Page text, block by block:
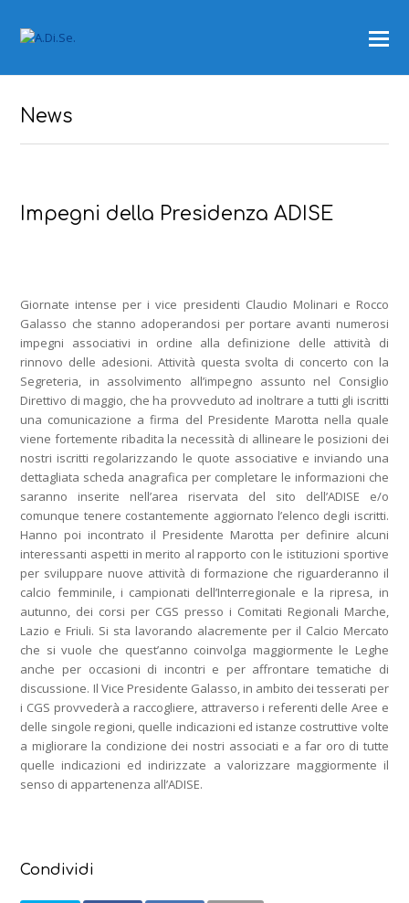
News
Impegni della Presidenza ADISE
Giornate intense per i vice presidenti Claudio Molinari e Rocco
Galasso che stanno adoperandosi per portare avanti numerosi
impegni associativi in ordine alla definizione delle attività di
rinnovo delle adesioni. Attività questa svolta di concerto con la
Segreteria, in assolvimento all’impegno assunto nel Consiglio
Direttivo di maggio, che ha provveduto ad inoltrare a tutti gli iscritti
una comunicazione a firma del Presidente Marotta nella quale
viene fortemente ribadita la necessità di allineare le posizioni dei
nostri iscritti regolarizzando le quote associative e inviando una
dettagliata scheda anagrafica per completare le informazioni che
saranno inserite nell’area riservata del sito dell’ADISE e/o
comunque tenere costantemente aggiornato l’elenco degli iscritti.
Hanno poi incontrato il Presidente Marotta per definire alcuni
interessanti aspetti in merito al rapporto con le istituzioni sportive
per sviluppare nuove attività di formazione che riguarderanno il
calcio femminile, i campionati dell’Interregionale e la ripresa, in
autunno, dei corsi per CGS presso i Comitati Regionali Marche,
Lazio e Friuli. Si sta lavorando alacremente per il Calcio Mercato
che si vuole che quest’anno coinvolga maggiormente le Leghe
anche per occasioni di incontri e per affrontare tematiche di
discussione. Il Vice Presidente Galasso, in ambito dei tesserati per
i CGS provvederà a raccogliere, attraverso i referenti delle Aree e
delle singole regioni, quelle indicazioni ed istanze costruttive volte
a migliorare la condizione dei nostri associati e a far oro di tutte
quelle indicazioni ed indirizzate a valorizzare maggiormente il
senso di appartenenza all’ADISE.
Condividi